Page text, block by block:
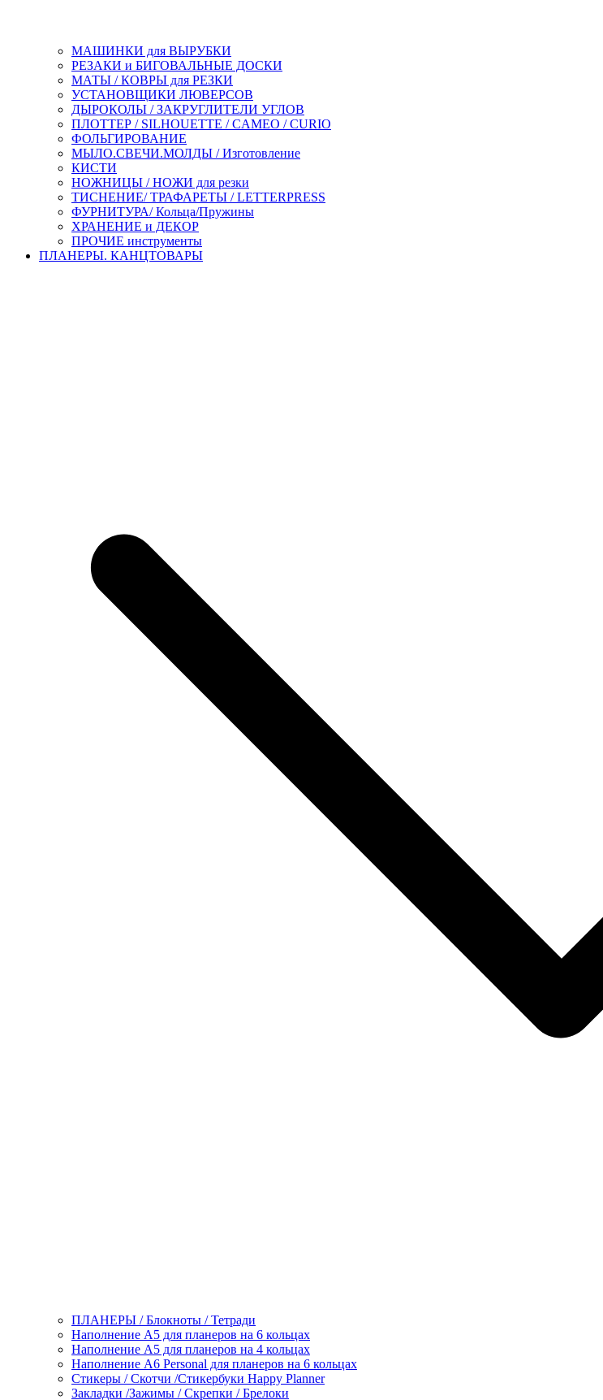
МАШИНКИ для ВЫРУБКИ
РЕЗАКИ и БИГОВАЛЬНЫЕ ДОСКИ
МАТЫ / КОВРЫ для РЕЗКИ
УСТАНОВЩИКИ ЛЮВЕРСОВ
ДЫРОКОЛЫ / ЗАКРУГЛИТЕЛИ УГЛОВ
ПЛОТТЕР / SILHOUETTE / CAMEO / CURIO
ФОЛЬГИРОВАНИЕ
МЫЛО.СВЕЧИ.МОЛДЫ / Изготовление
КИСТИ
НОЖНИЦЫ / НОЖИ для резки
ТИСНЕНИЕ/ ТРАФАРЕТЫ / LETTERPRESS
ФУРНИТУРА/ Кольца/Пружины
ХРАНЕНИЕ и ДЕКОР
ПРОЧИЕ инструменты
ПЛАНЕРЫ. КАНЦТОВАРЫ
ПЛАНЕРЫ / Блокноты / Тетради
Наполнение А5 для планеров на 6 кольцах
Наполнение А5 для планеров на 4 кольцах
Наполнение А6 Personal для планеров на 6 кольцах
Стикеры / Скотчи /Стикербуки Happy Planner
Закладки /Зажимы / Скрепки / Брелоки